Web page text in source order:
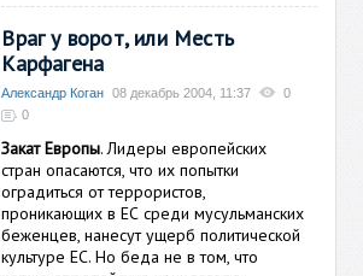
Враг у ворот, или Месть
Карфагена
Александр Коган 08 декабрь 2004, 11:37
0
0
Закат Европы. Лидеры европейских
стран опасаются, что их попытки
оградиться от террористов,
проникающих в ЕС среди мусульманских
беженцев, нанесут ущерб политической
культуре ЕС. Но беда не в том, что